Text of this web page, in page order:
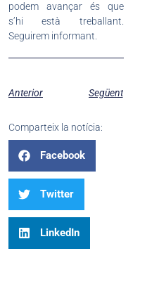
podem avançar és que
s’hi està treballant.
Seguirem informant.
Anterior Següent
Comparteix la notícia:
Facebook
Twitter
LinkedIn